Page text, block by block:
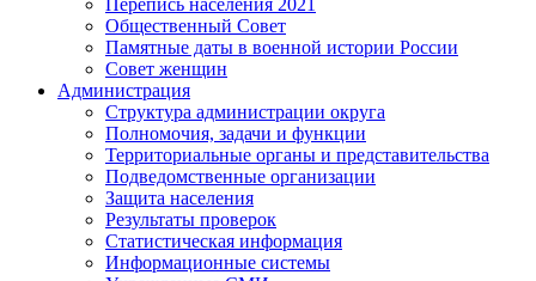
Перепись населения 2021
Общественный Совет
Памятные даты в военной истории России
Совет женщин
Администрация
Структура администрации округа
Полномочия, задачи и функции
Территориальные органы и представительства
Подведомственные организации
Защита населения
Результаты проверок
Статистическая информация
Информационные системы